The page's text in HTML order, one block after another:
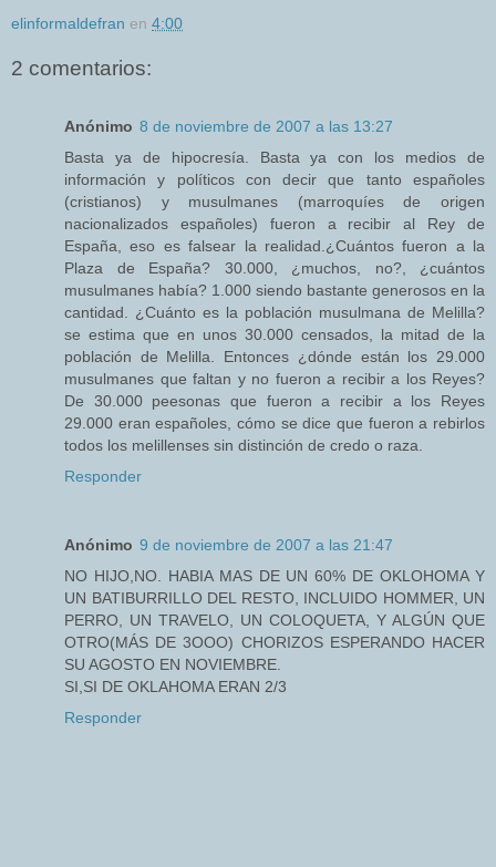
elinformaldefran en 4:00
2 comentarios:
Anónimo 8 de noviembre de 2007 a las 13:27
Basta ya de hipocresía. Basta ya con los medios de
información y políticos con decir que tanto españoles
(cristianos) y musulmanes (marroquíes de origen
nacionalizados españoles) fueron a recibir al Rey de
España, eso es falsear la realidad.¿Cuántos fueron a la
Plaza de España? 30.000, ¿muchos, no?, ¿cuántos
musulmanes había? 1.000 siendo bastante generosos en la
cantidad. ¿Cuánto es la población musulmana de Melilla?
se estima que en unos 30.000 censados, la mitad de la
población de Melilla. Entonces ¿dónde están los 29.000
musulmanes que faltan y no fueron a recibir a los Reyes?
De 30.000 peesonas que fueron a recibir a los Reyes
29.000 eran españoles, cómo se dice que fueron a rebirlos
todos los melillenses sin distinción de credo o raza.
Responder
Anónimo 9 de noviembre de 2007 a las 21:47
NO HIJO,NO. HABIA MAS DE UN 60% DE OKLOHOMA Y
UN BATIBURRILLO DEL RESTO, INCLUIDO HOMMER, UN
PERRO, UN TRAVELO, UN COLOQUETA, Y ALGÚN QUE
OTRO(MÁS DE 3OOO) CHORIZOS ESPERANDO HACER
SU AGOSTO EN NOVIEMBRE.
SI,SI DE OKLAHOMA ERAN 2/3
Responder